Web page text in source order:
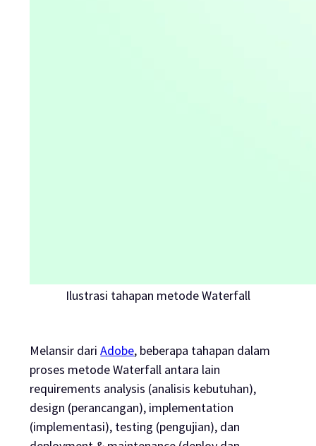
Ilustrasi tahapan metode Waterfall
Melansir dariAdobe, beberapa tahapan dalam
proses metode Waterfall antara lain
requirements analysis (analisis kebutuhan),
design (perancangan), implementation
(implementasi), testing (pengujian), dan